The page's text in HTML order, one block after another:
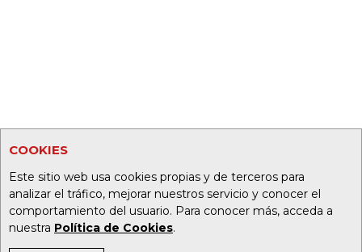
COOKIES
Este sitio web usa cookies propias y de terceros para
analizar el tráfico, mejorar nuestros servicio y conocer el
comportamiento del usuario. Para conocer más, acceda a
nuestra Política de Cookies.